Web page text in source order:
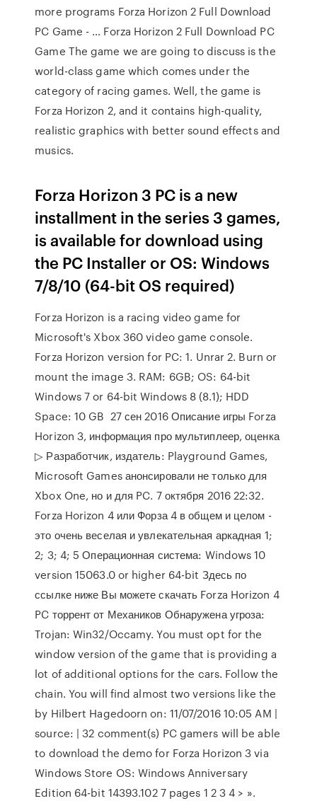
more programs Forza Horizon 2 Full Download
PC Game - … Forza Horizon 2 Full Download PC
Game The game we are going to discuss is the
world-class game which comes under the
category of racing games. Well, the game is
Forza Horizon 2, and it contains high-quality,
realistic graphics with better sound effects and
musics.
Forza Horizon 3 PC is a new
installment in the series 3 games,
is available for download using
the PC Installer or OS: Windows
7/8/10 (64-bit OS required)
Forza Horizon is a racing video game for
Microsoft's Xbox 360 video game console.
Forza Horizon version for PC: 1. Unrar 2. Burn or
mount the image 3. RAM: 6GB; OS: 64-bit
Windows 7 or 64-bit Windows 8 (8.1); HDD
Space: 10 GB 27 сен 2016 Описание игры Forza
Horizon 3, информация про мультиплеер, оценка
▷ Разработчик, издатель: Playground Games,
Microsoft Games анонсировали не только для
Xbox One, но и для PC. 7 октября 2016 22:32.
Forza Horizon 4 или Форза 4 в общем и целом -
это очень веселая и увлекательная аркадная 1;
2; 3; 4; 5 Операционная система: Windows 10
version 15063.0 or higher 64-bit Здесь по
ссылке ниже Вы можете скачать Forza Horizon 4
PC торрент от Механиков Обнаружена угроза:
Trojan: Win32/Occamy. You must opt for the
window version of the game that is providing a
lot of additional options for the cars. Follow the
chain. You will find almost two versions like the
by Hilbert Hagedoorn on: 11/07/2016 10:05 AM |
source: | 32 comment(s) PC gamers will be able
to download the demo for Forza Horizon 3 via
Windows Store OS: Windows Anniversary
Edition 64-bit 14393.102 7 pages 1 2 3 4 > ».